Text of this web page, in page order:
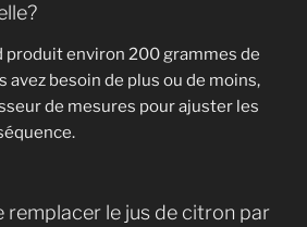
produit environ 200 grammes de
avez besoin de plus ou de moins,
de mesures pour ajuster les
remplacer le jus de citron par